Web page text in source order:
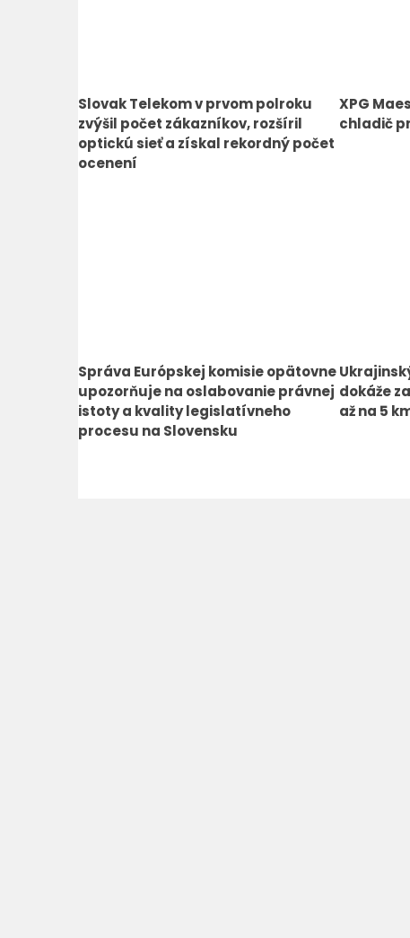
Slovak Telekom v prvom polroku
zvýšil počet zákazníkov, rozšíril
optickú sieť a získal rekordný počet
ocenení
XPG
chladič
Správa Európskej komisie opätovne
upozorňuje na oslabovanie právnej
istoty a kvality legislatívneho
procesu na Slovensku
dokáže
až na 5